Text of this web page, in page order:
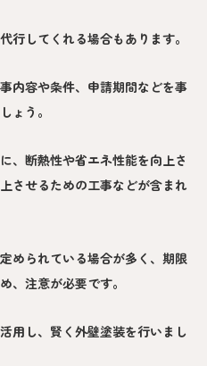
行してくれる場合もあります。
内容や条件、申請期間などを事
ょう。
、断熱性や省エネ性能を向上さ
させるための工事などが含まれ
められている場合が多く、期限
、注意が必要です。
用し、賢く外壁塗装を行いまし